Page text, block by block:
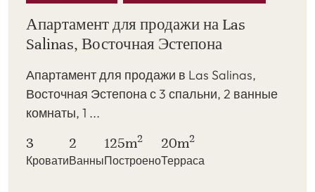
Апартамент для продажи на Las
Salinas, Восточная Эстепона
Апартамент для продажи в Las Salinas,
Восточная Эстепона с 3 спальни, 2 ванные
комнаты, 1 ...
3
Кровати
2
Ванны
125m2
Построено
20m2
Терраса